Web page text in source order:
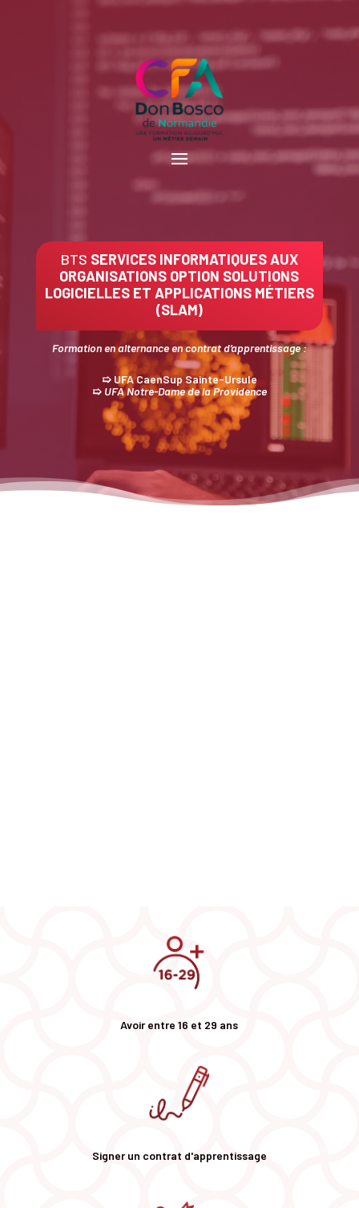
BTS SERVICES INFORMATIQUES AUX
ORGANISATIONS OPTION SOLUTIONS
LOGICIELLES ET APPLICATIONS MÉTIERS
(SLAM)
Formation en alternance en contrat d’apprentissage :
➯ UFA CaenSup Sainte-Ursule
➯UFA Notre-Dame de la Providence
Avoir entre 16 et 29 ans
Signer un contrat d'apprentissage